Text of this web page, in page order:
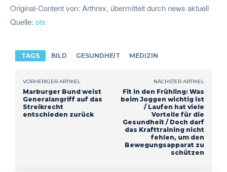
Original-Content von: Arthrex, übermittelt durch news aktuell
Quelle: ots
TAGS BILD GESUNDHEIT MEDIZIN
VORHERIGER ARTIKEL
Marburger Bund weist
Generalangriff auf das
Streikrecht
entschieden zurück
NÄCHSTER ARTIKEL
Fit in den Frühling: Was
beim Joggen wichtig ist
/ Laufen hat viele
Vorteile für die
Gesundheit / Doch darf
das Krafttraining nicht
fehlen, um den
Bewegungsapparat zu
schützen